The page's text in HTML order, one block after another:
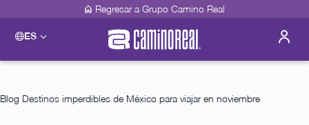
Regresar a Grupo Camino Real
ES Please select a destination
Guadalajara
Blog Destinos imperdibles de México para viajar en noviembre